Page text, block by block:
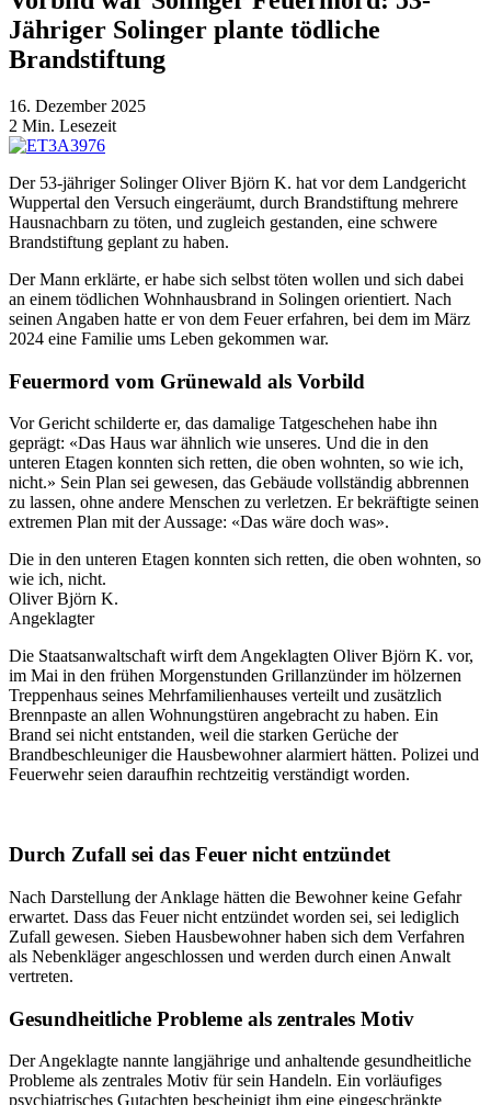
Jähriger Solinger plante tödliche
Brandstiftung
16. Dezember 2025
2 Min. Lesezeit
Der 53-jähriger Solinger Oliver Björn K. hat vor dem Landgericht
Wuppertal den Versuch eingeräumt, durch Brandstiftung mehrere
Hausnachbarn zu töten, und zugleich gestanden, eine schwere
Brandstiftung geplant zu haben.
Der Mann erklärte, er habe sich selbst töten wollen und sich dabei
an einem tödlichen Wohnhausbrand in Solingen orientiert. Nach
seinen Angaben hatte er von dem Feuer erfahren, bei dem im März
2024 eine Familie ums Leben gekommen war.
Feuermord vom Grünewald als Vorbild
Vor Gericht schilderte er, das damalige Tatgeschehen habe ihn
geprägt: «Das Haus war ähnlich wie unseres. Und die in den
unteren Etagen konnten sich retten, die oben wohnten, so wie ich,
nicht.» Sein Plan sei gewesen, das Gebäude vollständig abbrennen
zu lassen, ohne andere Menschen zu verletzen. Er bekräftigte seinen
extremen Plan mit der Aussage: «Das wäre doch was».
Die in den unteren Etagen konnten sich retten, die oben wohnten, so
wie ich, nicht.
Oliver Björn K.
Angeklagter
Die Staatsanwaltschaft wirft dem Angeklagten Oliver Björn K. vor,
im Mai in den frühen Morgenstunden Grillanzünder im hölzernen
Treppenhaus seines Mehrfamilienhauses verteilt und zusätzlich
Brennpaste an allen Wohnungstüren angebracht zu haben. Ein
Brand sei nicht entstanden, weil die starken Gerüche der
Brandbeschleuniger die Hausbewohner alarmiert hätten. Polizei und
Feuerwehr seien daraufhin rechtzeitig verständigt worden.
Durch Zufall sei das Feuer nicht entzündet
Nach Darstellung der Anklage hätten die Bewohner keine Gefahr
erwartet. Dass das Feuer nicht entzündet worden sei, sei lediglich
Zufall gewesen. Sieben Hausbewohner haben sich dem Verfahren
als Nebenkläger angeschlossen und werden durch einen Anwalt
vertreten.
Gesundheitliche Probleme als zentrales Motiv
Der Angeklagte nannte langjährige und anhaltende gesundheitliche
Probleme als zentrales Motiv für sein Handeln. Ein vorläufiges
psychiatrisches Gutachten bescheinigt ihm eine eingeschränkte